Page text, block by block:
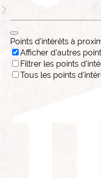
Points d'intérêts à
Afficher d'autres
Filtrer les points
Tous les points